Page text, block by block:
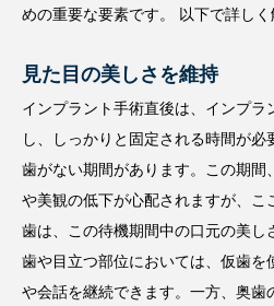
めの重要な要素です。 以下で詳しく
見た目の美しさを維持
インプラント手術直後は、インプラ
し、しっかりと固定される時間が
歯がない期間があります。この期間
や美観の低下が心配されますが、こ
歯は、この待機期間中の口元の美し
歯や目立つ部位においては、仮歯を
や会話を継続できます。一方、奥歯